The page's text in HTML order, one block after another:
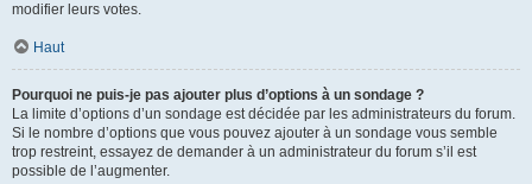
modifier leurs votes.
Haut
Pourquoi ne puis-je pas ajouter plus d’options à un sondage ?
La limite d’options d’un sondage est décidée par les administrateurs du forum.
Si le nombre d’options que vous pouvez ajouter à un sondage vous semble
trop restreint, essayez de demander à un administrateur du forum s’il est
possible de l’augmenter.